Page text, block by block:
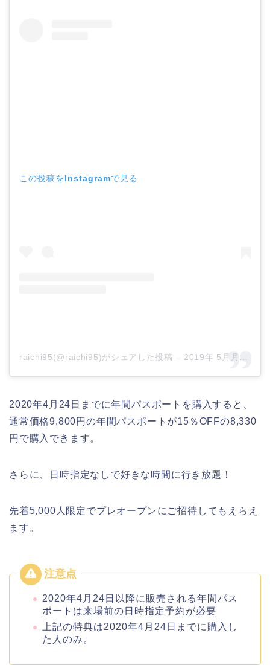
この投稿をInstagramで見る
raichi95(@raichi95)がシェアした投稿 – 2019年 5月月18日午後9時10分PDT
2020年4月24日までに年間パスポートを購入すると、
通常価格9,800円の年間パスポートが15％OFFの8,330
円で購入できます。
さらに、日時指定なしで好きな時間に行き放題！
先着5,000人限定でプレオープンにご招待してもえらえ
ます。
2020年4月24日以降に販売される年間パス
ポートは来場前の日時指定予約が必要
上記の特典は2020年4月24日までに購入し
た人のみ。